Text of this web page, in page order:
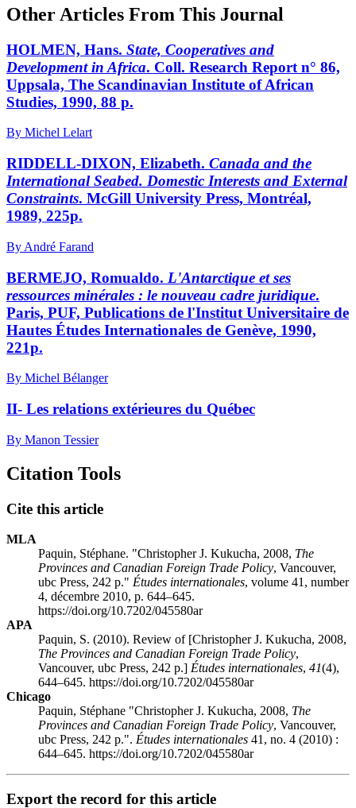
Other Articles From This Journal
HOLMEN, Hans. State, Cooperatives and
Development in Africa. Coll. Research Report n° 86,
Uppsala, The Scandinavian Institute of African
Studies, 1990, 88 p.
By Michel Lelart
RIDDELL-DIXON, Elizabeth. Canada and the
International Seabed. Domestic Interests and External
Constraints. McGill University Press, Montréal,
1989, 225p.
By André Farand
BERMEJO, Romualdo. L'Antarctique et ses
ressources minérales : le nouveau cadre juridique.
Paris, PUF, Publications de l'Institut Universitaire de
Hautes Études Internationales de Genève, 1990,
221p.
By Michel Bélanger
II- Les relations extérieures du Québec
By Manon Tessier
Citation Tools
Cite this article
MLA
Paquin, Stéphane. "Christopher J. Kukucha, 2008, The
Provinces and Canadian Foreign Trade Policy, Vancouver,
ubc Press, 242 p." Études internationales, volume 41, number
4, décembre 2010, p. 644–645.
https://doi.org/10.7202/045580ar
APA
Paquin, S. (2010). Review of [Christopher J. Kukucha, 2008,
The Provinces and Canadian Foreign Trade Policy,
Vancouver, ubc Press, 242 p.] Études internationales, 41(4),
644–645. https://doi.org/10.7202/045580ar
Chicago
Paquin, Stéphane "Christopher J. Kukucha, 2008, The
Provinces and Canadian Foreign Trade Policy, Vancouver,
ubc Press, 242 p.". Études internationales 41, no. 4 (2010) :
644–645. https://doi.org/10.7202/045580ar
Export the record for this article